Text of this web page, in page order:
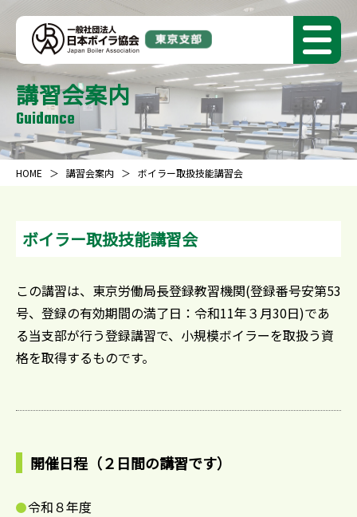
講習会案内
Guidance
HOME 講習会案内 ボイラー取扱技能講習会
ボイラー取扱技能講習会
この講習は、東京労働局長登録教習機関(登録番号安第53
号、登録の有効期間の満了日：令和11年３月30日)であ
る当支部が行う登録講習で、小規模ボイラーを取扱う資
格を取得するものです。
開催日程（２日間の講習です）
令和８年度